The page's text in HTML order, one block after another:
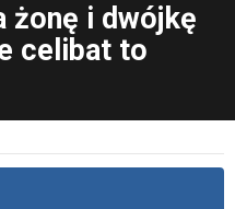
żonę i dwójkę
celibat to